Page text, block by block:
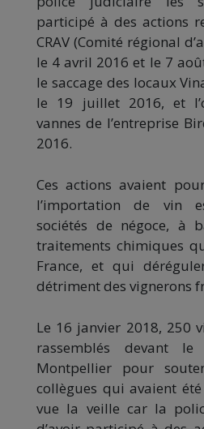
participé à des actions
CRAV (Comité régional
le 4 avril 2016 et le 7
le saccage des locaux
le 19 juillet 2016, et
vannes de l’entreprise
2016.
Ces actions avaient
l’importation de vin
sociétés de négoce, à
traitements chimiques
France, et qui
détriment des vignerons
Le 16 janvier 2018, 250
rassemblés devant le
Montpellier pour
collègues qui avaient
vue la veille car la